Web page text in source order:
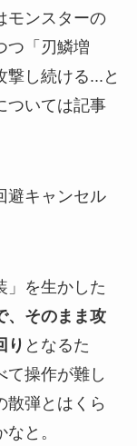
モンスターの
つ「刃鱗増
撃し続ける...と
ついては記事
避キャンセル
」を生かした
、そのまま攻
り となるた
て操作が難し
散弾とはくら
と。